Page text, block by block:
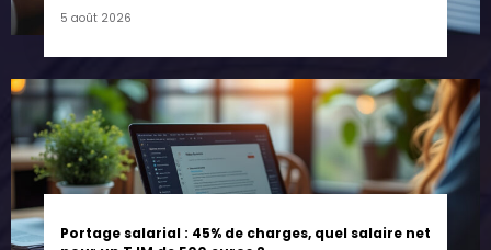
5 août 2026
Portage salarial : 45% de charges, quel salaire net